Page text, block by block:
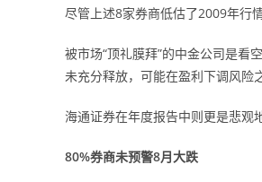
尽管上述8家券商低估了2009年行
被市场“顶礼膜拜”的中金公司是看
未充分释放，可能在盈利下调风险
海通证券在年度报告中则更是悲观
80%券商未预警8月大跌